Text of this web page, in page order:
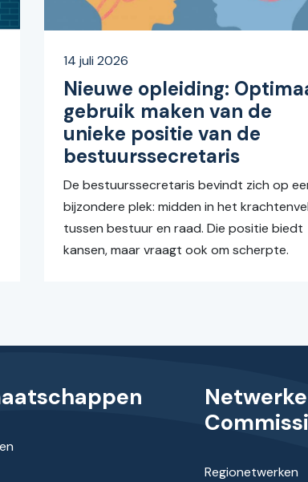
Nieuwe opleiding:
gebruik maken van de
unieke positie van de
bestuurssecretaris
14 juli 2026
De bestuurssecretaris bevindt zich op
bijzondere plek: midden in het
tussen bestuur en raad. Die positie biedt
kansen, maar vraagt ook om scherpte.
Regionetwerken